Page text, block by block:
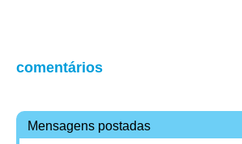
comentários
Mensagens postadas